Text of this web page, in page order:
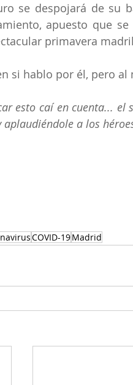
se despojará de su
apuesto que
primavera
si hablo por él, pero al
esto caí en cuenta...
aplaudiéndole a los
COVID-19Madrid